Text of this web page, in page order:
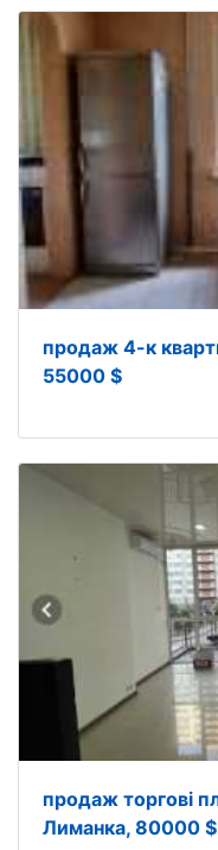
продаж 4-к
55000 $
продаж торгові
Лиманка, 80000 $